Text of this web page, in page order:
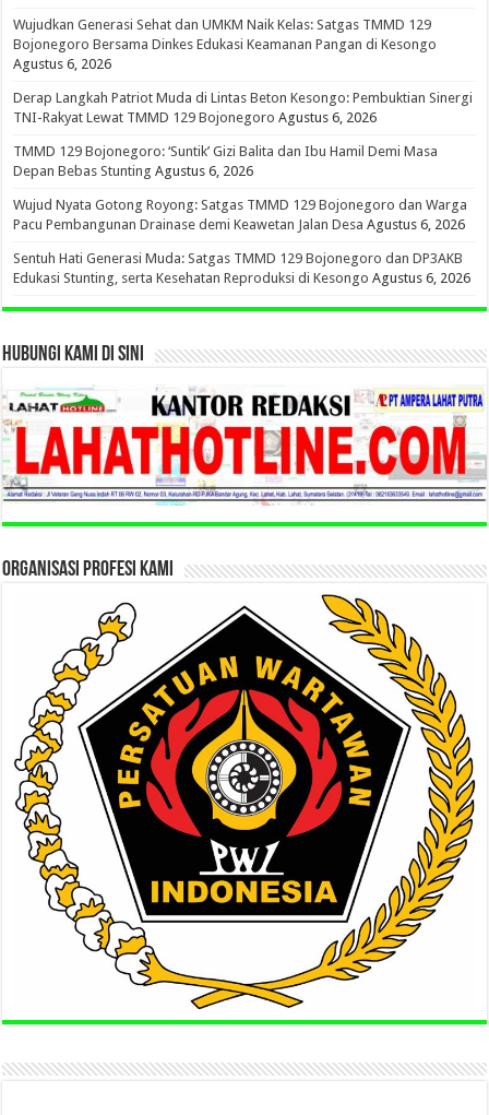
Wujudkan Generasi Sehat dan UMKM Naik Kelas: Satgas TMMD 129
Bojonegoro Bersama Dinkes Edukasi Keamanan Pangan di Kesongo
Agustus 6, 2026
Derap Langkah Patriot Muda di Lintas Beton Kesongo: Pembuktian Sinergi
TNI-Rakyat Lewat TMMD 129 Bojonegoro Agustus 6, 2026
TMMD 129 Bojonegoro: ‘Suntik’ Gizi Balita dan Ibu Hamil Demi Masa
Depan Bebas Stunting Agustus 6, 2026
Wujud Nyata Gotong Royong: Satgas TMMD 129 Bojonegoro dan Warga
Pacu Pembangunan Drainase demi Keawetan Jalan Desa Agustus 6, 2026
Sentuh Hati Generasi Muda: Satgas TMMD 129 Bojonegoro dan DP3AKB
Edukasi Stunting, serta Kesehatan Reproduksi di Kesongo Agustus 6, 2026
HUBUNGI KAMI DI SINI
ORGANISASI PROFESI KAMI